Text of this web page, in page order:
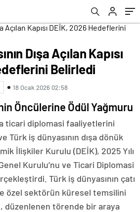
Dışa Açılan Kapısı
Belirledi
18 Ocak 2026 02:58
Öncülerine Ödül Yağmuru
ticari diplomasi faaliyetlerini
Türk iş dünyasının dışa dönük
İlişkiler Kurulu (DEİK), 2025 Yılı
Kurulu’nu ve Ticari Diplomasi
Türk iş dünyasının çatı
özel sektörün küresel temsilini
düzenlenen törende bir araya